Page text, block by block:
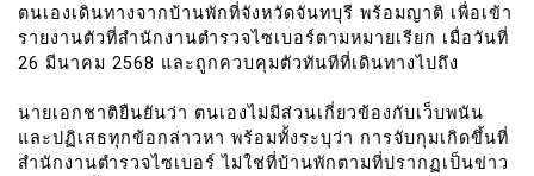
ตนเองเดินทางจากบ้านพักที่จังหวัดจันทบุรี พร้อมญาติ เพื่อเข้า
รายงานตัวที่สำนักงานตำรวจไซเบอร์ตามหมายเรียก เมื่อวันที่
26 มีนาคม 2568 และถูกควบคุมตัวทันทีที่เดินทางไปถึง
นายเอกชาติยืนยันว่า ตนเองไม่มีส่วนเกี่ยวข้องกับเว็บพนัน
และปฏิเสธทุกข้อกล่าวหา พร้อมทั้งระบุว่า การจับกุมเกิดขึ้นที่
สำนักงานตำรวจไซเบอร์ ไม่ใช่ที่บ้านพักตามที่ปรากฏเป็นข่าว